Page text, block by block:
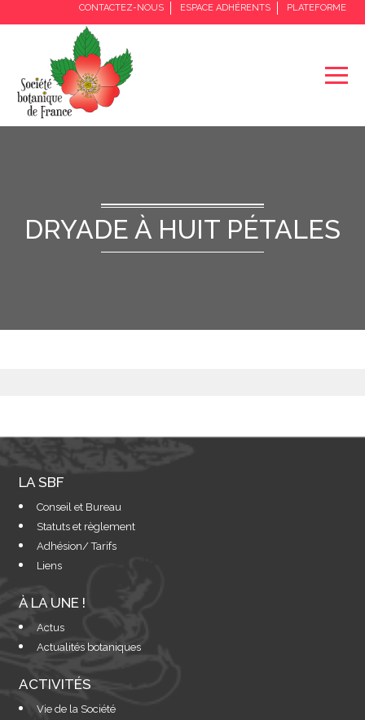
CONTACTEZ-NOUS ESPACE ADHÉRENTS PLATEFORME
DRYADE À HUIT PÉTALES
LA SBF
Conseil et Bureau
Statuts et règlement
Adhésion/ Tarifs
Liens
À LA UNE !
Actus
Actualités botaniques
ACTIVITÉS
Vie de la Société